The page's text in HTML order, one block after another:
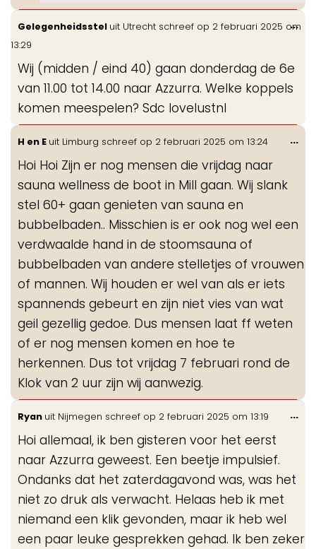
Gelegenheidsstel uit Utrecht schreef op 2 februari 2025 om
13:29
Wij (midden / eind 40) gaan donderdag de 6e
van 11.00 tot 14.00 naar Azzurra. Welke koppels
komen meespelen? Sdc lovelustnl
...
H en E uit Limburg schreef op 2 februari 2025 om 13:24
Hoi Hoi Zijn er nog mensen die vrijdag naar
sauna wellness de boot in Mill gaan. Wij slank
stel 60+ gaan genieten van sauna en
bubbelbaden.. Misschien is er ook nog wel een
verdwaalde hand in de stoomsauna of
bubbelbaden van andere stelletjes of vrouwen
of mannen. Wij houden er wel van als er iets
spannends gebeurt en zijn niet vies van wat
geil gezellig gedoe. Dus mensen laat ff weten
of er nog mensen komen en hoe te
herkennen. Dus tot vrijdag 7 februari rond de
Klok van 2 uur zijn wij aanwezig.
...
Ryan uit Nijmegen schreef op 2 februari 2025 om 13:19
Hoi allemaal, ik ben gisteren voor het eerst
naar Azzurra geweest. Een beetje impulsief.
Ondanks dat het zaterdagavond was, was het
niet zo druk als verwacht. Helaas heb ik met
niemand een klik gevonden, maar ik heb wel
een paar leuke gesprekken gehad. Ik ben zeker
...